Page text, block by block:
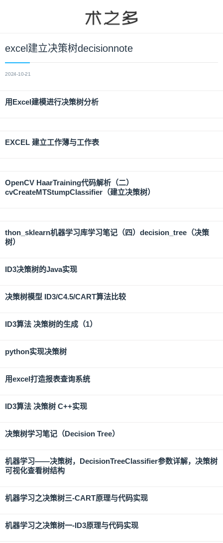
excel建立决策树decisionnote
2024-10-21
用Excel建模进行决策树分析
EXCEL 建立工作薄与工作表
OpenCV HaarTraining代码解析（二）
cvCreateMTStumpClassifier（建立决策树）
thon_sklearn机器学习库学习笔记（四）decision_tree（决策
树）
ID3决策树的Java实现
决策树模型 ID3/C4.5/CART算法比较
ID3算法 决策树的生成（1）
python实现决策树
用excel打造报表查询系统
ID3算法 决策树 C++实现
决策树学习笔记（Decision Tree）
机器学习——决策树，DecisionTreeClassifier参数详解，决策树
可视化查看树结构
机器学习之决策树三-CART原理与代码实现
机器学习之决策树一-ID3原理与代码实现